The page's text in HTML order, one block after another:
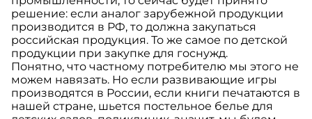
решение: если аналог зарубежной продукции
производится в РФ, то должна закупаться
российская продукция. То же самое по детской
продукции при закупке для госнужд.
Понятно, что частному потребителю мы этого не
можем навязать. Но если развивающие игры
производятся в России, если книги печатаются в
нашей стране, шьется постельное белье для